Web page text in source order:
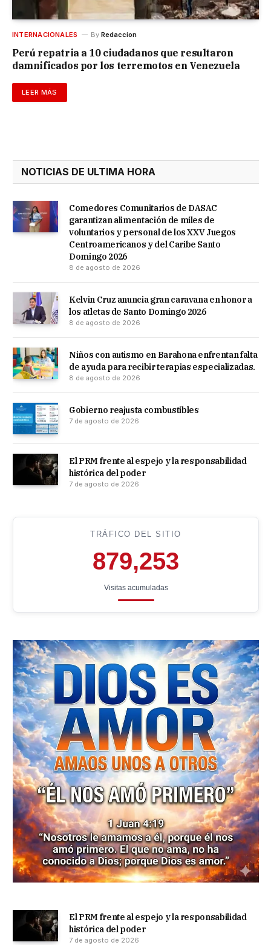
INTERNACIONALES By Redaccion
Perú repatria a 10 ciudadanos que resultaron
damnificados por los terremotos en Venezuela
LEER MÁS
NOTICIAS DE ULTIMA HORA
Comedores Comunitarios de DASAC
garantizan alimentación de miles de
voluntarios y personal de los XXV Juegos
Centroamericanos y del Caribe Santo
Domingo 2026
8 de agosto de 2026
Kelvin Cruz anuncia gran caravana en honor a
los atletas de Santo Domingo 2026
8 de agosto de 2026
Niños con autismo en Barahona enfrentan falta
de ayuda para recibir terapias especializadas.
8 de agosto de 2026
Gobierno reajusta combustibles
7 de agosto de 2026
El PRM frente al espejo y la responsabilidad
histórica del poder
7 de agosto de 2026
TRÁFICO DEL SITIO
879,253
Visitas acumuladas
El PRM frente al espejo y la responsabilidad
histórica del poder
7 de agosto de 2026